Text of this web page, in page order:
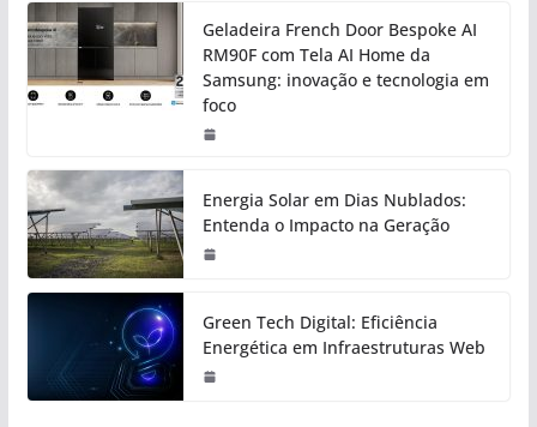
Geladeira French Door Bespoke AI
RM90F com Tela AI Home da
Samsung: inovação e tecnologia em
foco
Energia Solar em Dias Nublados:
Entenda o Impacto na Geração
Green Tech Digital: Eficiência
Energética em Infraestruturas Web